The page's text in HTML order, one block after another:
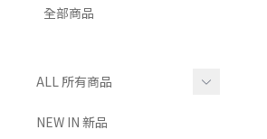
全部商品
ALL 所有商品
TOP 上身
NEW IN 新品